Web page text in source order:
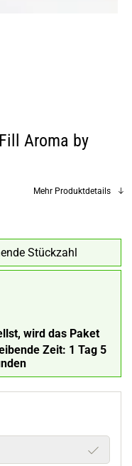
Aroma by
Mehr Produktdetails
Stückzahl
wird das Paket
Zeit: 1 Tag 5